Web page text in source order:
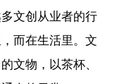
文创从业者的行
而在生活里。文
文物，以茶杯、